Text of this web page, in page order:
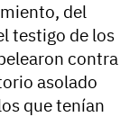
del
testigo de los
contra
asolado
que tenían